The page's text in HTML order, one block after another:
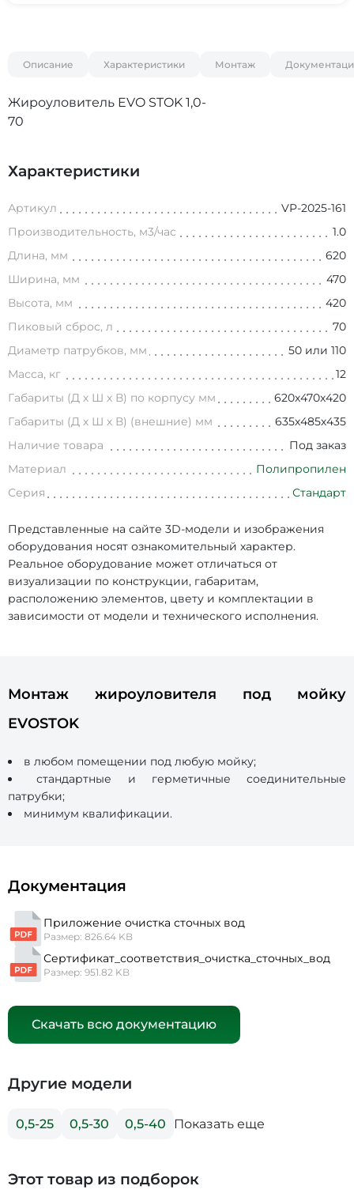
Описание Характеристики Монтаж
Жироуловитель EVO STOK 1,0-
70
Характеристики
Артикул
VP-2025-161
Производительность, м3/час
1.0
Длина, мм
620
Ширина, мм
470
Высота, мм
420
Пиковый сброс, л
70
Диаметр патрубков, мм
50 или 110
Масса, кг
12
Габариты (Д х Ш х В) по корпусу мм
620х470х420
Габариты (Д х Ш х В) (внешние) мм
635х485х435
Наличие товара
Под заказ
Материал
Полипропилен
Серия
Стандарт
Представленные на сайте 3D-модели и изображения
оборудования носят ознакомительный характер.
Реальное оборудование может отличаться от
визуализации по конструкции, габаритам,
расположению элементов, цвету и комплектации в
зависимости от модели и технического исполнения.
Монтаж жироуловителя под мойку
EVOSTOK
в любом помещении под любую мойку;
стандартные и герметичные соединительные
патрубки;
минимум квалификации.
Документация
Приложение очистка сточных вод
Размер: 826.64 KB
Сертификат_соответствия_очистка_сточных_вод
Размер: 951.82 KB
Скачать всю документацию
Другие модели
0,5-25 0,5-30 0,5-40 Показать еще
Этот товар из подборок